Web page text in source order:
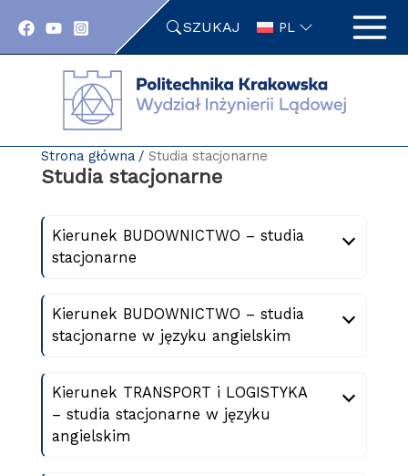
SZUKAJ PL
Strona główna Studia stacjonarne
Studia stacjonarne
Kierunek BUDOWNICTWO – studia
stacjonarne
Kierunek BUDOWNICTWO – studia
stacjonarne w języku angielskim
Kierunek TRANSPORT i LOGISTYKA
– studia stacjonarne w języku
angielskim